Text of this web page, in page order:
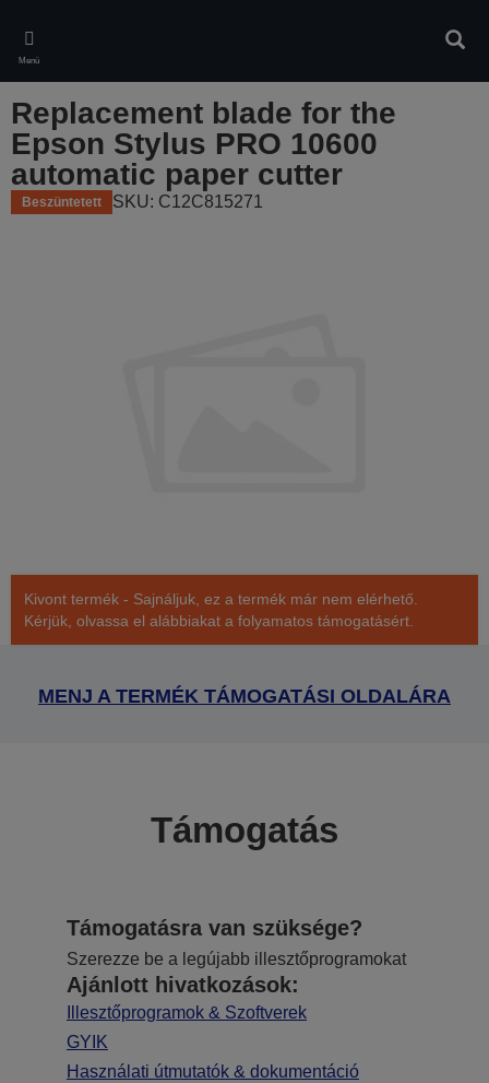
main
content
Menü
Replacement blade for the
Epson Stylus PRO 10600
automatic paper cutter
Beszüntetett SKU: C12C815271
Kivont termék - Sajnáljuk, ez a termék már nem elérhető.
Kérjük, olvassa el alábbiakat a folyamatos támogatásért.
MENJ A TERMÉK TÁMOGATÁSI OLDALÁRA
Támogatás
Támogatásra van szüksége?
Szerezze be a legújabb illesztőprogramokat
Ajánlott hivatkozások:
Illesztőprogramok & Szoftverek
GYIK
Használati útmutatók & dokumentáció